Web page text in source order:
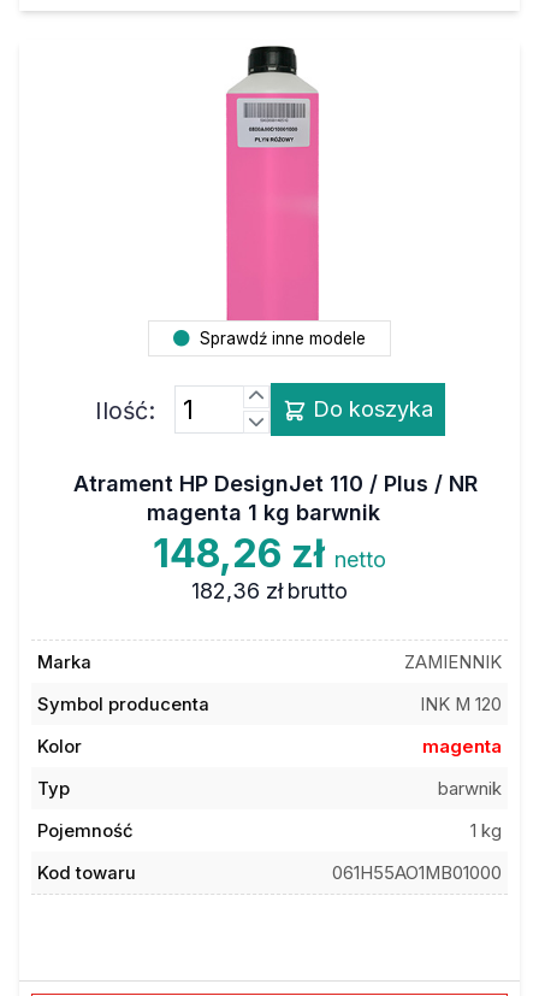
Sprawdź inne modele
Ilość: Do koszyka
Atrament HP DesignJet 110 / Plus / NR
magenta 1 kg barwnik
148,26 zł netto
182,36 zł brutto
Marka
ZAMIENNIK
Symbol producenta
INK M 120
Kolor
magenta
Typ
barwnik
Pojemność
1 kg
Kod towaru
061H55AO1MB01000